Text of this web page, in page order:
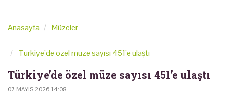
Anasayfa Müzeler
Türkiye’de özel müze sayısı 451’e ulaştı
Türkiye’de özel müze sayısı 451’e ulaştı
07 MAYIS 2026 14:08